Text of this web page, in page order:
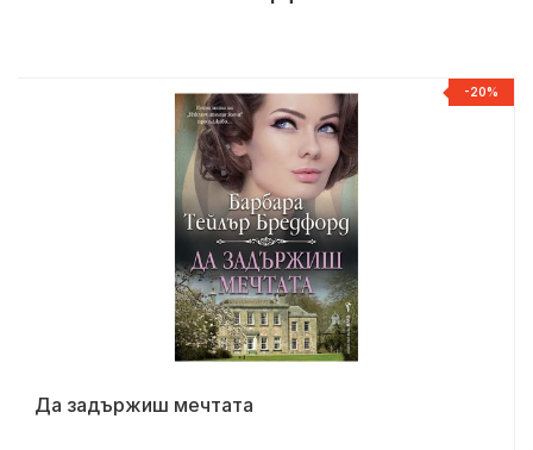
-20%
Да задържиш мечтата